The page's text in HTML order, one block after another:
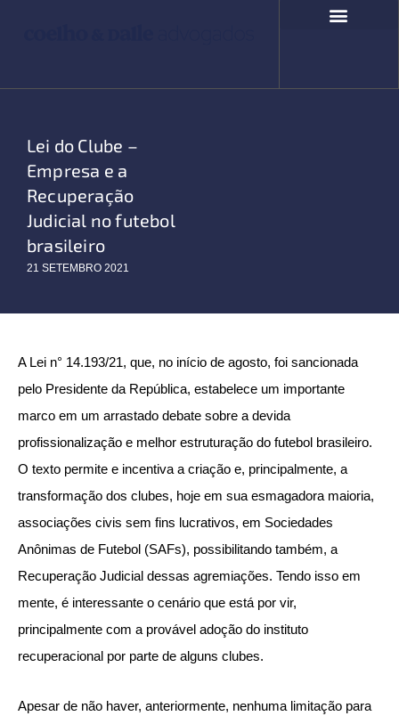
Lei do Clube –
Empresa e a
Recuperação
Judicial no futebol
brasileiro
21 SETEMBRO 2021
A Lei n° 14.193/21, que, no início de agosto, foi sancionada
pelo Presidente da República, estabelece um importante
marco em um arrastado debate sobre a devida
profissionalização e melhor estruturação do futebol brasileiro.
O texto permite e incentiva a criação e, principalmente, a
transformação dos clubes, hoje em sua esmagadora maioria,
associações civis sem fins lucrativos, em Sociedades
Anônimas de Futebol (SAFs), possibilitando também, a
Recuperação Judicial dessas agremiações. Tendo isso em
mente, é interessante o cenário que está por vir,
principalmente com a provável adoção do instituto
recuperacional por parte de alguns clubes.
Apesar de não haver, anteriormente, nenhuma limitação para